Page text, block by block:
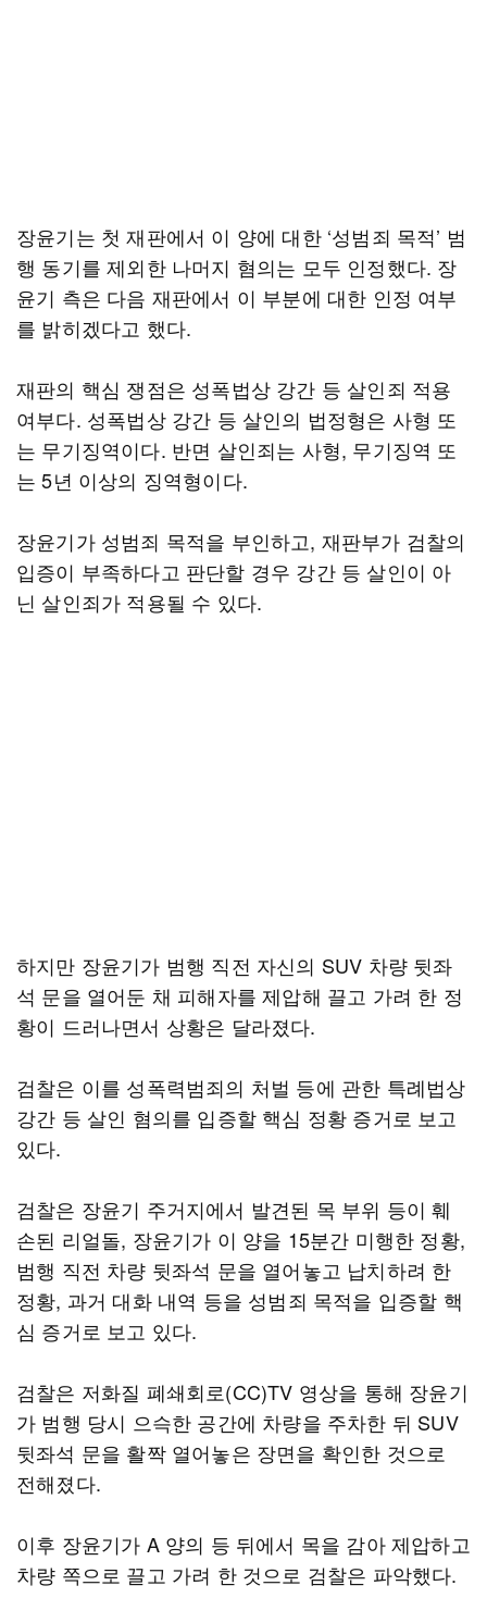
장윤기는 첫 재판에서 이 양에 대한 ‘성범죄 목적’ 범
행 동기를 제외한 나머지 혐의는 모두 인정했다. 장
윤기 측은 다음 재판에서 이 부분에 대한 인정 여부
를 밝히겠다고 했다.
재판의 핵심 쟁점은 성폭법상 강간 등 살인죄 적용
여부다. 성폭법상 강간 등 살인의 법정형은 사형 또
는 무기징역이다. 반면 살인죄는 사형, 무기징역 또
는 5년 이상의 징역형이다.
장윤기가 성범죄 목적을 부인하고, 재판부가 검찰의
입증이 부족하다고 판단할 경우 강간 등 살인이 아
닌 살인죄가 적용될 수 있다.
하지만 장윤기가 범행 직전 자신의 SUV 차량 뒷좌
석 문을 열어둔 채 피해자를 제압해 끌고 가려 한 정
황이 드러나면서 상황은 달라졌다.
검찰은 이를 성폭력범죄의 처벌 등에 관한 특례법상
강간 등 살인 혐의를 입증할 핵심 정황 증거로 보고
있다.
검찰은 장윤기 주거지에서 발견된 목 부위 등이 훼
손된 리얼돌, 장윤기가 이 양을 15분간 미행한 정황,
범행 직전 차량 뒷좌석 문을 열어놓고 납치하려 한
정황, 과거 대화 내역 등을 성범죄 목적을 입증할 핵
심 증거로 보고 있다.
검찰은 저화질 폐쇄회로(CC)TV 영상을 통해 장윤기
가 범행 당시 으슥한 공간에 차량을 주차한 뒤 SUV
뒷좌석 문을 활짝 열어놓은 장면을 확인한 것으로
전해졌다.
이후 장윤기가 A 양의 등 뒤에서 목을 감아 제압하고
차량 쪽으로 끌고 가려 한 것으로 검찰은 파악했다.